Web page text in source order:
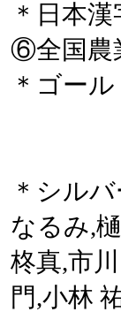
＊日本
⑥全国農
＊ゴー
3年
3年
＊シル
なるみ,
柊真,市
門,小林